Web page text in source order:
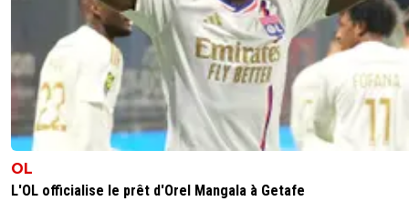
OL
L'OL officialise le prêt d'Orel Mangala à Getafe